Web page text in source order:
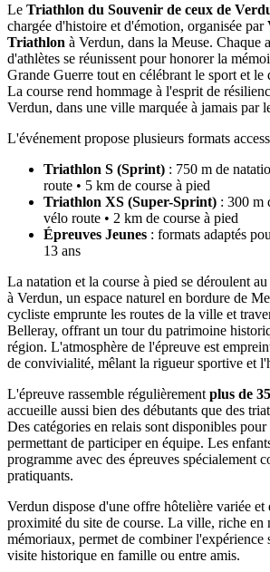
Le Triathlon du Souvenir de ceux de
chargée d'histoire et d'émotion, organisée par
Triathlon à Verdun, dans la Meuse. Chaque
d'athlètes se réunissent pour honorer la
Grande Guerre tout en célébrant le sport et le
La course rend hommage à l'esprit de
Verdun, dans une ville marquée à jamais par
L'événement propose plusieurs formats
Triathlon S (Sprint) : 750 m de
route • 5 km de course à pied
Triathlon XS (Super-Sprint) : 300 m
vélo route • 2 km de course à pied
Épreuves Jeunes : formats adaptés
13 ans
La natation et la course à pied se déroulent au
à Verdun, un espace naturel en bordure de
cycliste emprunte les routes de la ville et
Belleray, offrant un tour du patrimoine
région. L'atmosphère de l'épreuve est
de convivialité, mêlant la rigueur sportive et
L'épreuve rassemble régulièrement plus de
accueille aussi bien des débutants que des
Des catégories en relais sont disponibles
permettant de participer en équipe. Les
programme avec des épreuves spécialement
pratiquants.
Verdun dispose d'une offre hôtelière variée et
proximité du site de course. La ville, riche en
mémoriaux, permet de combiner l'expérience
visite historique en famille ou entre amis.